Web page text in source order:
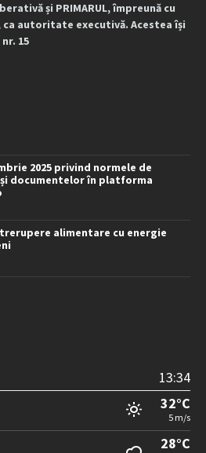
și PRIMARUL, împreună cu
autoritate executivă. Acestea își
15
2025 privind normele de
documentelor în platforma
alimentare cu energie
13:34
32°C
5 m/s
28°C